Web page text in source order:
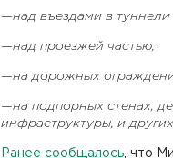
—над въездами в
—над проезжей частью;
—на дорожных
—на подпорных стенах,
инфраструктуры, и
Ранее сообщалось , что